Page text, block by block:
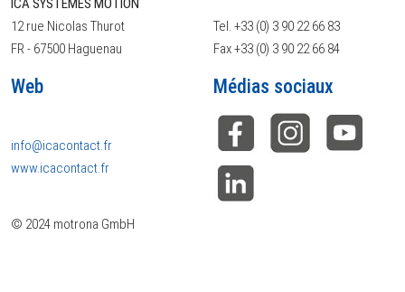
ICA SYSTÈMES MOTION
12 rue Nicolas Thurot
FR - 67500 Haguenau
Tel. +33 (0) 3 90 22 66 83
Fax +33 (0) 3 90 22 66 84
Web
info@icacontact.fr
www.icacontact.fr
Médias sociaux
© 2024 motrona GmbH